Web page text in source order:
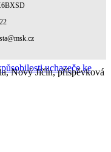
uchazeče ke
Nový Jičín, příspěvková